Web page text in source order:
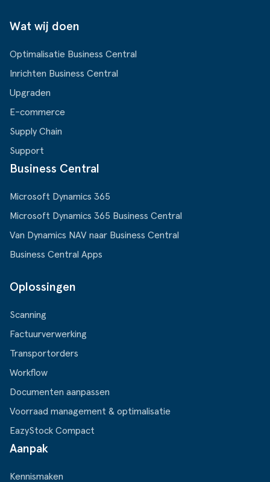
Wat wij doen
Optimalisatie Business Central
Inrichten Business Central
Upgraden
E-commerce
Supply Chain
Support
Business Central
Microsoft Dynamics 365
Microsoft Dynamics 365 Business Central
Van Dynamics NAV naar Business Central
Business Central Apps
Oplossingen
Scanning
Factuurverwerking
Transportorders
Workflow
Documenten aanpassen
Voorraad management & optimalisatie
EazyStock Compact
Aanpak
Kennismaken